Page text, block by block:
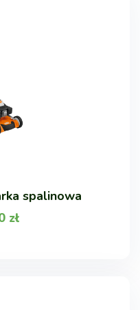
spalinowa
zł